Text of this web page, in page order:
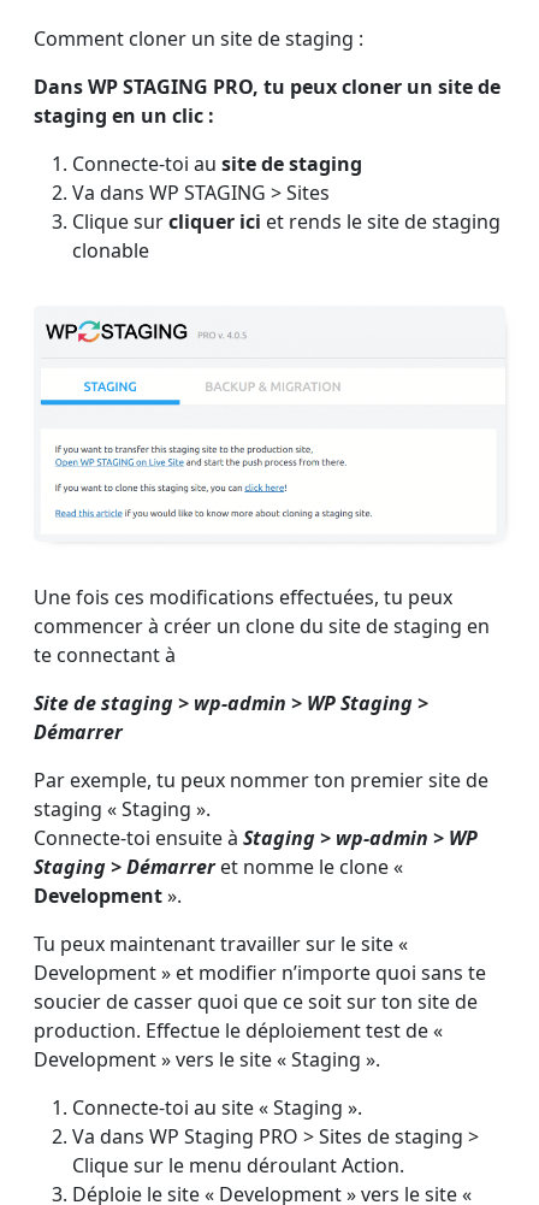
Comment cloner un site de staging :
Dans WP STAGING PRO, tu peux cloner un site de
staging en un clic :
Connecte-toi au site de staging
Va dans WP STAGING > Sites
Clique surcliquer ici et rends le site de staging
clonable
Une fois ces modifications effectuées, tu peux
commencer à créer un clone du site de staging en
te connectant à
Site de staging > wp-admin > WP Staging >
Démarrer
Par exemple, tu peux nommer ton premier site de
staging « Staging ».
Connecte-toi ensuite à Staging > wp-admin > WP
Staging > Démarreret nomme le clone «
Development».
Tu peux maintenant travailler sur le site «
Development » et modifier n’importe quoi sans te
soucier de casser quoi que ce soit sur ton site de
production. Effectue le déploiement test de «
Development » vers le site « Staging ».
Connecte-toi au site « Staging ».
Va dans WP Staging PRO > Sites de staging >
Clique sur le menu déroulant Action.
Déploie le site « Development » vers le site «